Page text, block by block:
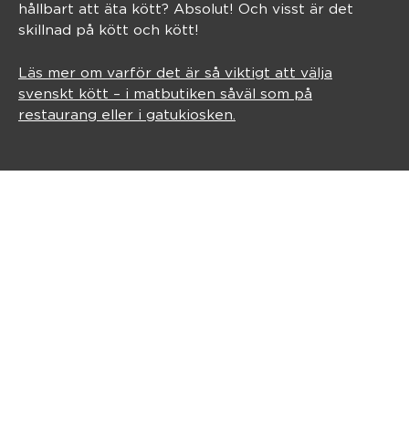
hållbart att äta kött? Absolut! Och visst är det
skillnad på kött och kött!
Läs mer om varför det är så viktigt att välja
svenskt kött – i matbutiken såväl som på
restaurang eller i gatukiosken.